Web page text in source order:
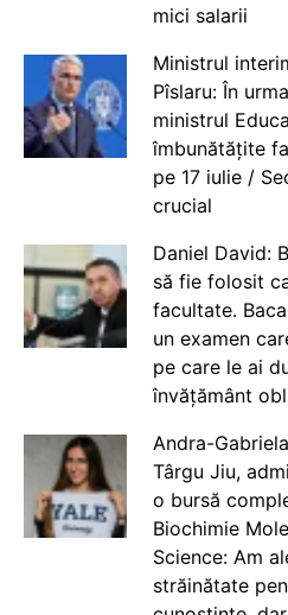
mici salarii
Ministrul
Pîslaru: În
ministrul
îmbunătățite
pe 17 iulie /
crucial
Daniel David:
să fie folosit
facultate.
un examen
pe care le ai
învățământ
Andra-
Târgu Jiu,
o bursă
Biochimie
Science: Am
străinătate